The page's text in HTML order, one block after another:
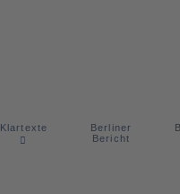
Klartexte
Berliner
Bericht